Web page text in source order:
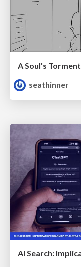
A Soul's Torment
seathinner